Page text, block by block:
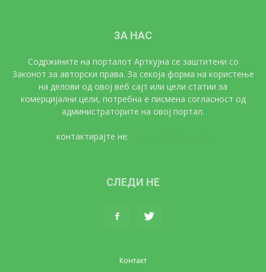
ЗА НАС
Содржините на порталот Арткујна се заштитени со
Законот за авторски права. За секоја форма на користење
на делови од овој веб сајт или цели статии за
комерцијални цели, потребна е писмена согласност од
администраторите на овој портал.
контактирајте не:
СЛЕДИ НЕ
Контакт